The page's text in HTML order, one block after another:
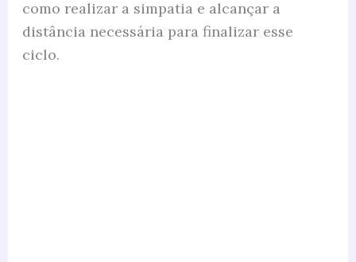
como realizar a simpatia e alcançar a
distância necessária para finalizar esse
ciclo.